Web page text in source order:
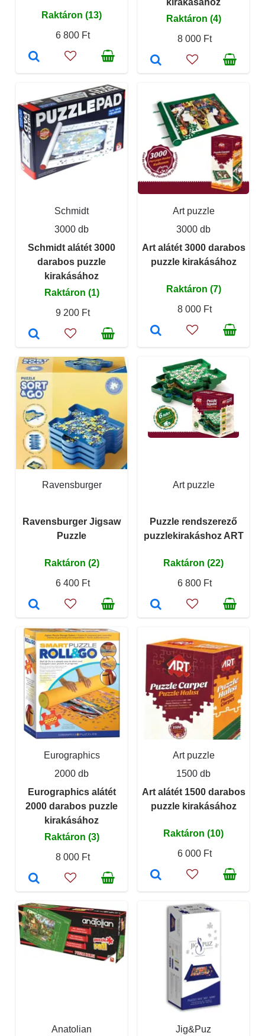
Raktáron (13)
6 800 Ft
kirakásához
Raktáron (4)
8 000 Ft
Schmidt
3000 db
Schmidt alátét 3000
darabos puzzle
kirakásához
Raktáron (1)
9 200 Ft
Art puzzle
3000 db
Art alátét 3000 darabos
puzzle kirakásához
Raktáron (7)
8 000 Ft
Ravensburger
Ravensburger Jigsaw
Puzzle
Raktáron (2)
6 400 Ft
Art puzzle
Puzzle rendszerező
puzzlekirakáshoz ART
Raktáron (22)
6 800 Ft
Eurographics
2000 db
Eurographics alátét
2000 darabos puzzle
kirakásához
Raktáron (3)
8 000 Ft
Art puzzle
1500 db
Art alátét 1500 darabos
puzzle kirakásához
Raktáron (10)
6 000 Ft
Anatolian
Jig&Puz